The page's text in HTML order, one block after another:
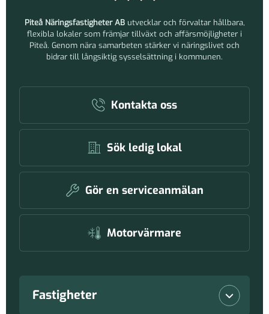
Piteå Näringsfastigheter AButvecklar och förvaltar hållbara,
flexibla lokaler som främjar tillväxt och affärsmöjligheter i
Piteå. Genom nära samarbeten stärker vi näringslivet och
bidrar till långsiktig sysselsättning i kommunen.
Kontakta oss
Sök ledig lokal
Gör en serviceanmälan
Motorvärmare
Fastigheter